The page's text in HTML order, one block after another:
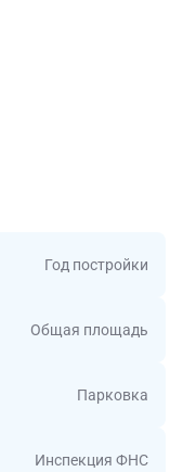
На
облик строения.
6/2b2
на Каланчевской
комфортной
Год постройки
Общая площадь
Парковка
Инспекция ФНС